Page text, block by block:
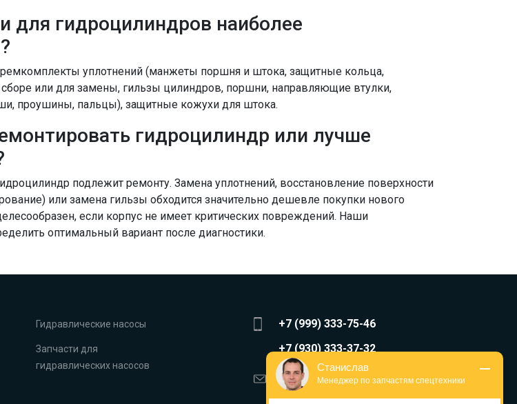
для гидроцилиндров наиболее
уплотнений (манжеты поршня и штока, защитные кольца,
или для замены, гильзы цилиндров, поршни, направляющие втулки,
проушины, пальцы), защитные кожухи для штока.
гидроцилиндр или лучше
подлежит ремонту. Замена уплотнений, восстановление поверхности
или замена гильзы обходится значительно дешевле покупки нового
если корпус не имеет критических повреждений. Наши
оптимальный вариант после диагностики.
Гидравлические насосы
Запчасти для
гидравлических насосов
+7 (999) 333-75-46
+7 (930) 333-37-32
zakaz@reduktor40.ru
Станислав
Менеджер по запчастям спецтехники